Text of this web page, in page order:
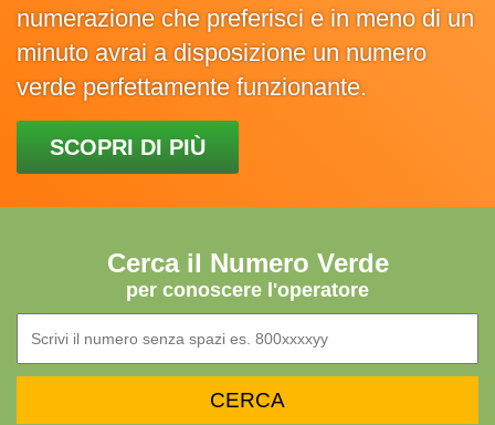
numerazione che preferisci e in meno di un
minuto avrai a disposizione un numero
verde perfettamente funzionante.
SCOPRI DI PIÙ
Cerca il Numero Verde
per conoscere l'operatore